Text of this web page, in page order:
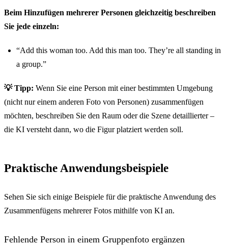
Beim Hinzufügen mehrerer Personen gleichzeitig beschreiben
Sie jede einzeln:
“Add this woman too. Add this man too. They’re all standing in
a group.”
💡 Tipp: Wenn Sie eine Person mit einer bestimmten Umgebung
(nicht nur einem anderen Foto von Personen) zusammenfügen
möchten, beschreiben Sie den Raum oder die Szene detaillierter –
die KI versteht dann, wo die Figur platziert werden soll.
Praktische Anwendungsbeispiele
Sehen Sie sich einige Beispiele für die praktische Anwendung des
Zusammenfügens mehrerer Fotos mithilfe von KI an.
Fehlende Person in einem Gruppenfoto ergänzen